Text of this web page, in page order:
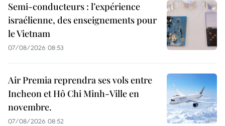
Semi-conducteurs : l’expérience
israélienne, des enseignements pour
le Vietnam
07/08/2026 08:53
Air Premia reprendra ses vols entre
Incheon et Hô Chi Minh-Ville en
novembre.
07/08/2026 08:52